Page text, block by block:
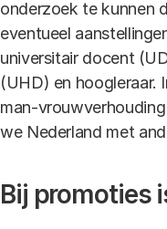
onderzoek te kunnen
eventueel
universitair docent
(UHD) en hoogleraar.
man-
we Nederland met
Bij promoties